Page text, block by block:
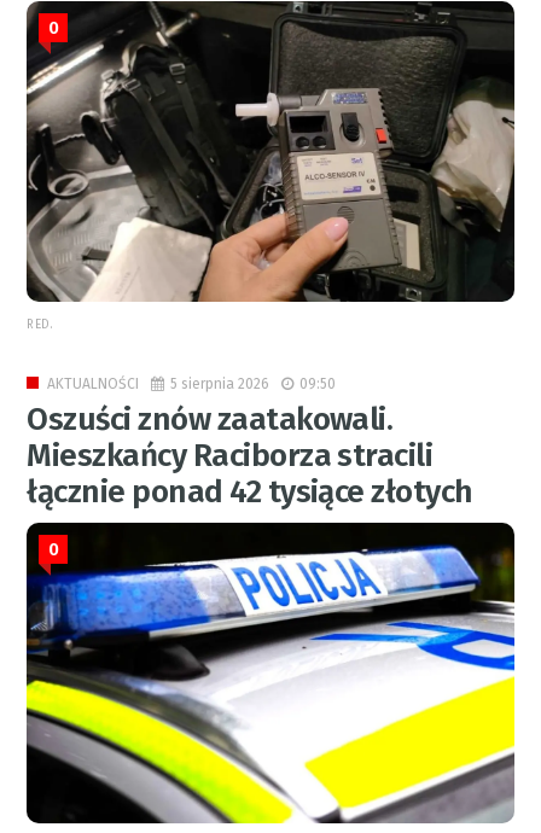
0
RED.
AKTUALNOŚCI 5 sierpnia 2026 09:50
Oszuści znów zaatakowali.
Mieszkańcy Raciborza stracili
łącznie ponad 42 tysiące złotych
0